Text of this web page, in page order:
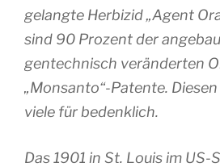
gelangte Herbizid „Agent
sind 90 Prozent der
gentechnisch veränderten
„Monsanto“-Patente.
viele für bedenklich.
Das 1901 in St. Louis im US-